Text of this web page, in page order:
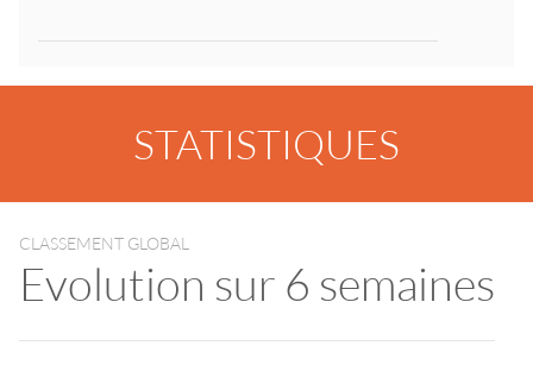
STATISTIQUES
CLASSEMENT GLOBAL
Evolution sur 6 semaines